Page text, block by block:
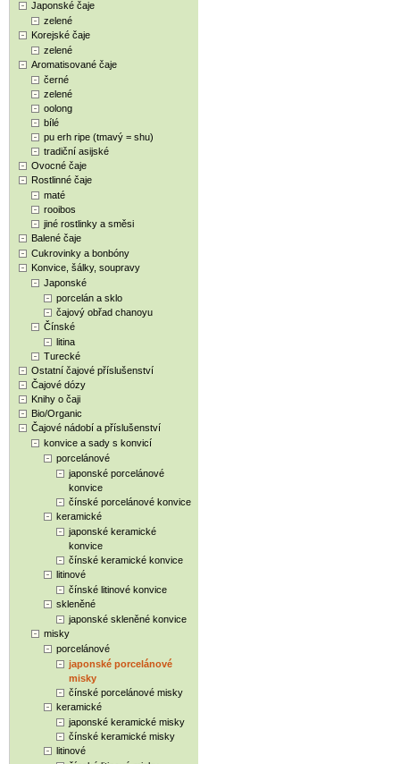
Japonské čaje
zelené
Korejské čaje
zelené
Aromatisované čaje
černé
zelené
oolong
bílé
pu erh ripe (tmavý = shu)
tradiční asijské
Ovocné čaje
Rostlinné čaje
maté
rooibos
jiné rostlinky a směsi
Balené čaje
Cukrovinky a bonbóny
Konvice, šálky, soupravy
Japonské
porcelán a sklo
čajový obřad chanoyu
Čínské
litina
Turecké
Ostatní čajové příslušenství
Čajové dózy
Knihy o čaji
Bio/Organic
Čajové nádobí a příslušenství
konvice a sady s konvicí
porcelánové
japonské porcelánové
konvice
čínské porcelánové konvice
keramické
japonské keramické
konvice
čínské keramické konvice
litinové
čínské litinové konvice
skleněné
japonské skleněné konvice
misky
porcelánové
japonské porcelánové
misky
čínské porcelánové misky
keramické
japonské keramické misky
čínské keramické misky
litinové